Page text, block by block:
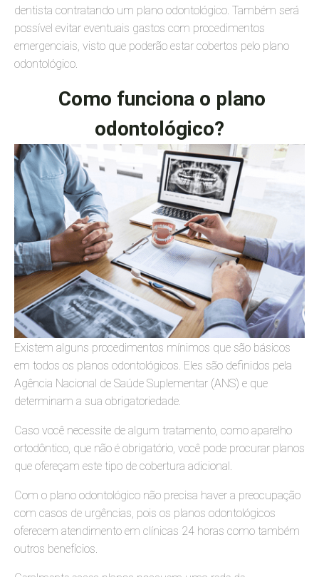
dentista contratando um plano odontológico. Também será
possível evitar eventuais gastos com procedimentos
emergenciais, visto que poderão estar cobertos pelo plano
odontológico.
Como funciona o plano
odontológico?
Existem alguns procedimentos mínimos que são básicos
em todos os planos odontológicos. Eles são definidos pela
Agência Nacional de Saúde Suplementar (ANS) e que
determinam a sua obrigatoriedade.
Caso você necessite de algum tratamento, como aparelho
ortodôntico, que não é obrigatório, você pode procurar planos
que ofereçam este tipo de cobertura adicional.
Com o plano odontológico não precisa haver a preocupação
com casos de urgências, pois os planos odontológicos
oferecem atendimento em clínicas 24 horas como também
outros benefícios.